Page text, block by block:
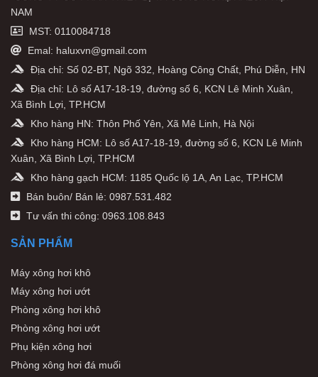
NAM
MST: 0110084718
Emal: haluxvn@gmail.com
Địa chỉ: Số 02-BT, Ngõ 332, Hoàng Công Chất, Phú Diễn, HN
Địa chỉ: Lô số A17-18-19, đường số 6, KCN Lê Minh Xuân,
Xã Bình Lợi, TP.HCM
Kho hàng HN: Thôn Phố Yên, Xã Mê Linh, Hà Nội
Kho hàng HCM: Lô số A17-18-19, đường số 6, KCN Lê Minh
Xuân, Xã Bình Lợi, TP.HCM
Kho hàng gạch HCM: 1185 Quốc lộ 1A, An Lạc, TP.HCM
Bán buôn/ Bán lẻ: 0987.531.482
Tư vấn thi công: 0963.108.843
SẢN PHẨM
Máy xông hơi khô
Máy xông hơi ướt
Phòng xông hơi khô
Phòng xông hơi ướt
Phụ kiện xông hơi
Phòng xông hơi đá muối